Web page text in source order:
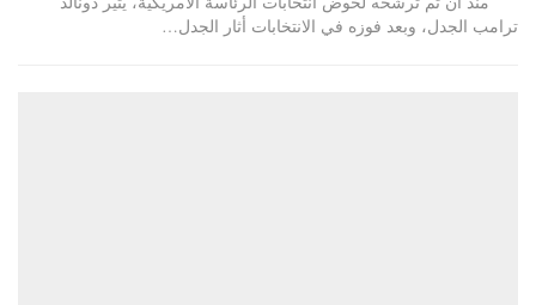
ترامب الجدل، وبعد فوزه في الانتخابات أثار الجدل…